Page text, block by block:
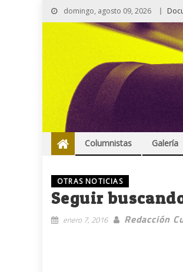
domingo, agosto 09, 2026
Columnistas Galería
OTRAS NOTICIAS
Seguir
enero 7, 2016 Redacción